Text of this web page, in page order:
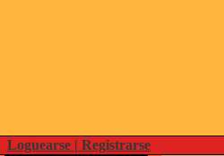
Loguearse | Registrarse